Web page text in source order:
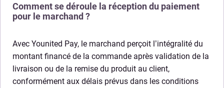
Comment se déroule la réception du paiement
pour le marchand ?
Avec Younited Pay, le marchand perçoit l’intégralité du
montant financé de la commande après validation de la
livraison ou de la remise du produit au client,
conformément aux délais prévus dans les conditions